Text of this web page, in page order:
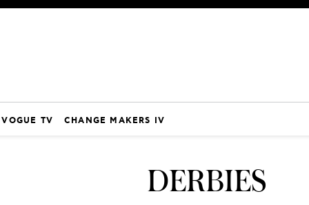
VOGUE TV CHANGE MAKERS IV
DERBIES